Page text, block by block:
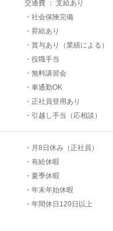
交通費 ： 支給あり
・社会保険完備
・昇給あり
・賞与あり（業績による）
・役職手当
・無料講習会
・車通勤OK
・正社員登用あり
・引越し手当（応相談）
・月8日休み（正社員）
・有給休暇
・夏季休暇
・年末年始休暇
・年間休日120日以上